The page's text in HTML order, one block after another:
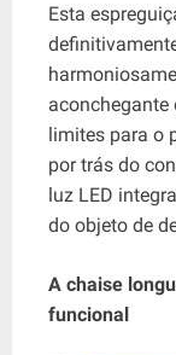
Esta
aconchegante
limites para o
por trás do
luz LED
do objeto de
A chaise
funcional